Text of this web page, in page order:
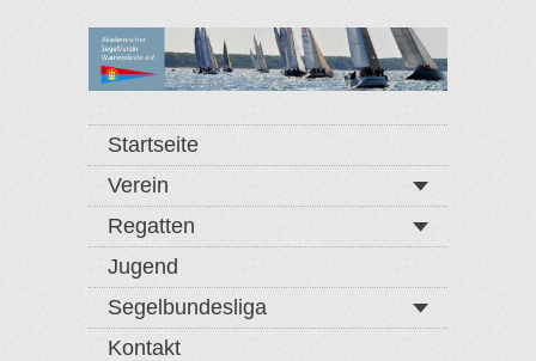
Startseite
Verein
Regatten
Jugend
Segelbundesliga
Kontakt